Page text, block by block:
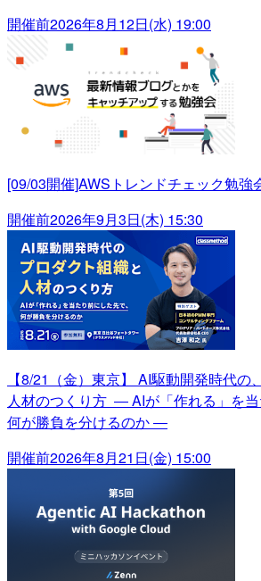
開催前2026年8月12日(水) 19:00
[09/03開催]AWSトレンドチェック勉強
開催前2026年9月3日(木) 15:30
【8/21（金）東京】 AI駆動開発時代の
人材のつくり方 ― AIが「作れる」を当
何が勝負を分けるのか ―
開催前2026年8月21日(金) 15:00